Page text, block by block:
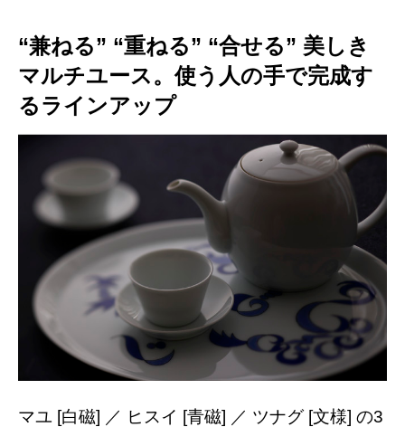
“兼ねる” “重ねる” “合せる” 美しき
マルチユース。使う人の手で完成す
るラインアップ
マユ [白磁] ／ ヒスイ [青磁] ／ ツナグ [文様] の3